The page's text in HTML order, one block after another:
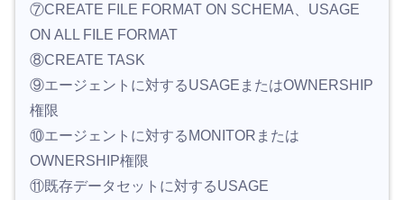
⑦CREATE FILE FORMAT ON SCHEMA、USAGE
ON ALL FILE FORMAT
⑧CREATE TASK
⑨エージェントに対するUSAGEまたはOWNERSHIP
権限
⑩エージェントに対するMONITORまたは
OWNERSHIP権限
⑪既存データセットに対するUSAGE